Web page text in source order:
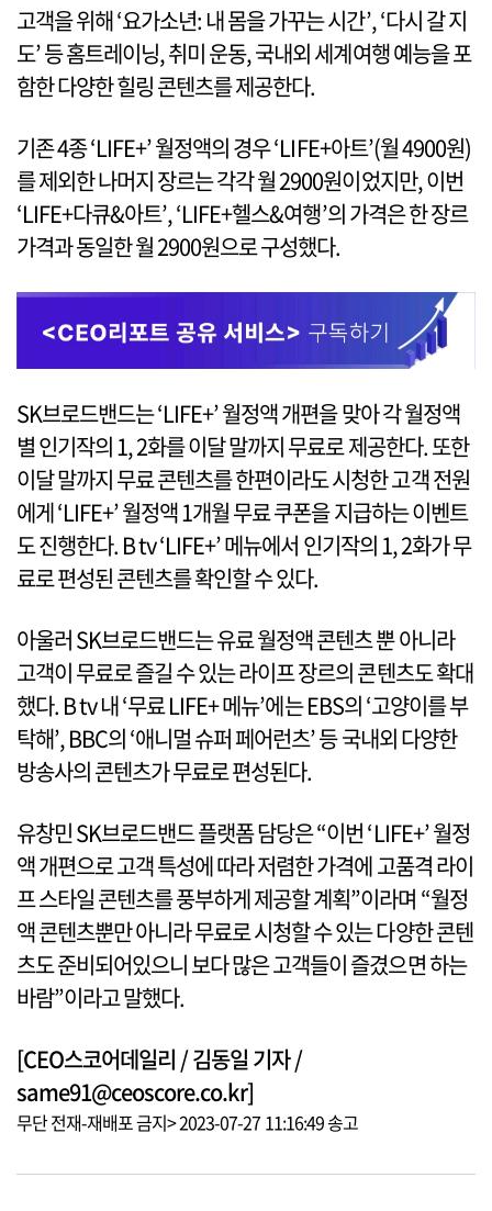
고객을 위해 ‘요가소년: 내 몸을 가꾸는 시간’, ‘다시 갈 지
도’ 등 홈트레이닝, 취미 운동, 국내외 세계여행 예능을 포
함한 다양한 힐링 콘텐츠를 제공한다.
기존 4종 ‘LIFE+’ 월정액의 경우 ‘LIFE+아트’(월 4900원)
를 제외한 나머지 장르는 각각 월 2900원이었지만, 이번
‘LIFE+다큐&아트’, ‘LIFE+헬스&여행’의 가격은 한 장르
가격과 동일한 월 2900원으로 구성했다.
SK브로드밴드는 ‘LIFE+’ 월정액 개편을 맞아 각 월정액
별 인기작의 1, 2화를 이달 말까지 무료로 제공한다. 또한
이달 말까지 무료 콘텐츠를 한편이라도 시청한 고객 전원
에게 ‘LIFE+’ 월정액 1개월 무료 쿠폰을 지급하는 이벤트
도 진행한다. B tv ‘LIFE+’ 메뉴에서 인기작의 1, 2화가 무
료로 편성된 콘텐츠를 확인할 수 있다.
아울러 SK브로드밴드는 유료 월정액 콘텐츠 뿐 아니라
고객이 무료로 즐길 수 있는 라이프 장르의 콘텐츠도 확대
했다. B tv 내 ‘무료 LIFE+ 메뉴’에는 EBS의 ‘고양이를 부
탁해’, BBC의 ‘애니멀 슈퍼 페어런츠’ 등 국내외 다양한
방송사의 콘텐츠가 무료로 편성된다.
유창민 SK브로드밴드 플랫폼 담당은 “이번 ‘LIFE+’ 월정
액 개편으로 고객 특성에 따라 저렴한 가격에 고품격 라이
프 스타일 콘텐츠를 풍부하게 제공할 계획”이라며 “월정
액 콘텐츠뿐만 아니라 무료로 시청할 수 있는 다양한 콘텐
츠도 준비되어있으니 보다 많은 고객들이 즐겼으면 하는
바람”이라고 말했다.
[CEO스코어데일리 / 김동일 기자 /
same91@ceoscore.co.kr]
무단 전재-재배포 금지> 2023-07-27 11:16:49 송고